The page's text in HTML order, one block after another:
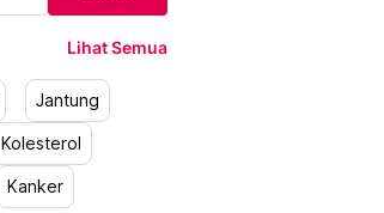
Lihat Semua
Jantung
Kolesterol
Kanker